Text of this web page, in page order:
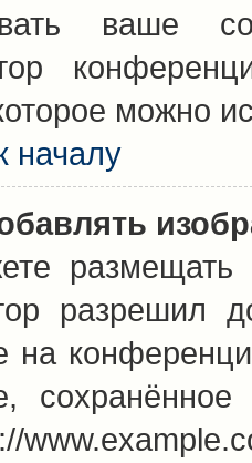
ваше
можно
началу
размещать
разрешил
на